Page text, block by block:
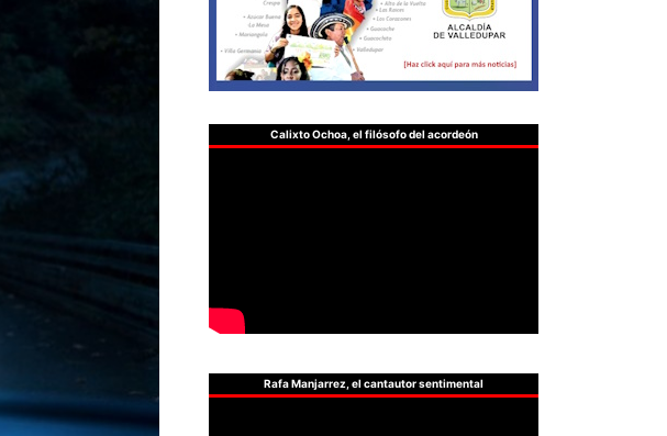
Calixto Ochoa, el filósofo del acordeón
Rafa Manjarrez, el cantautor sentimental